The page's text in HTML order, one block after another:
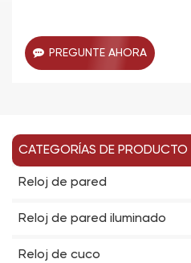
PREGUNTE AHORA
CATEGORÍAS DE PRODUCTO
Reloj de pared
Reloj de pared iluminado
Reloj de cuco